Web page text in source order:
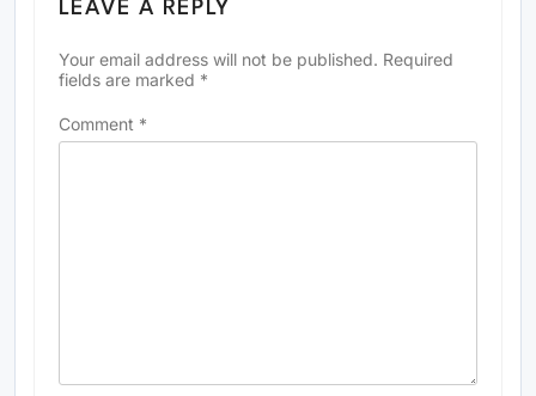
LEAVE A REPLY
Your email address will not be published. Required
fields are marked *
Comment *